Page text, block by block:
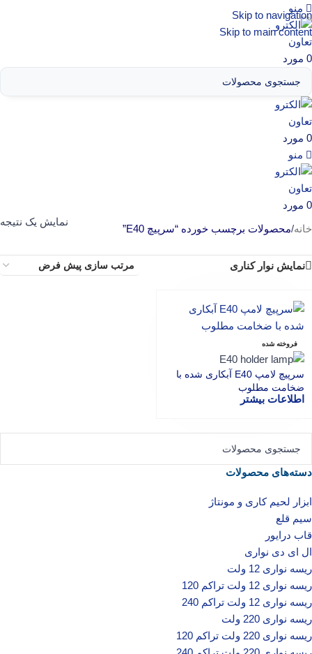
Skip to navigation
Skip to main content
منو
0 مورد
0 مورد
منو
0 مورد
دسته‌های محصولات
ابزار لحیم کاری و مونتاژ
سیم قلع
قاب درایور
ال ای دی‌ نواری
ریسه نواری 12 ولت
ریسه نواری 12 ولت تراکم 120
ریسه نواری 12 ولت تراکم 240
ریسه نواری 220 ولت
ریسه نواری 220 ولت تراکم 120
خانه/محصولات برچسب خورده “سرپیچ E40”
نمایش یک نتیجه
نمایش نوار کناری
فروخته شده
سرپیچ لامپ E40 آبکاری شده با
ضخامت مطلوب
اطلاعات بیشتر